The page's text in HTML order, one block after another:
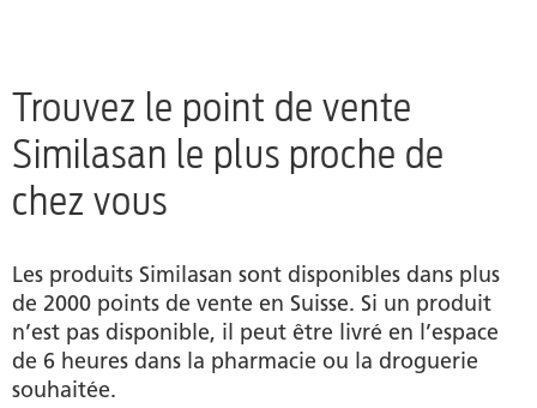
Trouvez le point de vente
Similasan le plus proche de
chez vous
Les produits Similasan sont disponibles dans plus
de 2000 points de vente en Suisse. Si un produit
n’est pas disponible, il peut être livré en l’espace
de 6 heures dans la pharmacie ou la droguerie
souhaitée.